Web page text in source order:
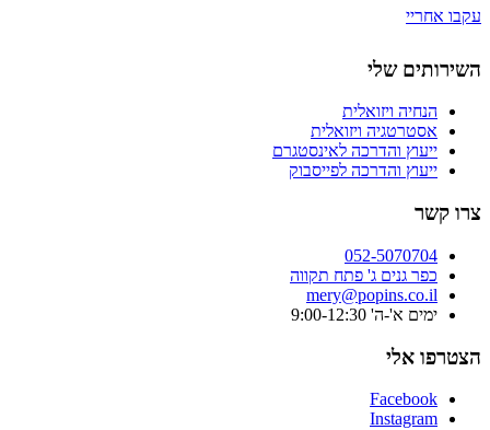
עקבו אחריי
השירותים שלי
הנחיה ויזואלית
אסטרטגיה ויזואלית
ייעוץ והדרכה לאינסטגרם
ייעוץ והדרכה לפייסבוק
צרו קשר
052-5070704
כפר גנים ג' פתח תקווה
mery@popins.co.il
ימים א'-ה' 9:00-12:30
הצטרפו אלי
Facebook
Instagram